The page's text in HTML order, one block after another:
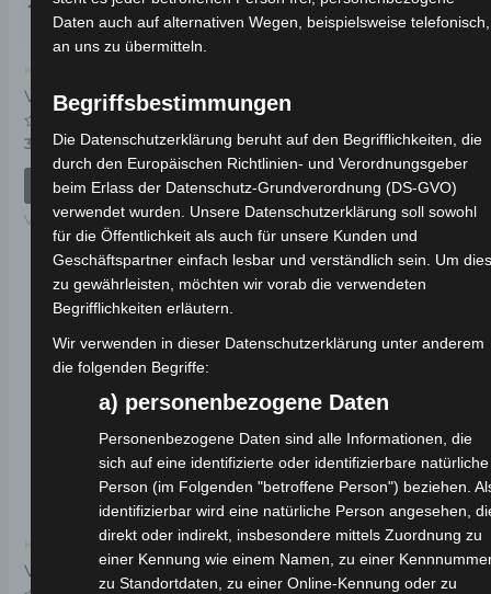
Kostenloser Versand
VSX LENKERSTANGE
Bewertet
mit
0
39,00€ *
IN DEN WARENKORB
VSX
FLANSCH-SCHRAUBE
(M12*185)
mit
von
5
19,00 €
IN DEN WARENKORB
VSX
Kostenloser Versand
VSX HELMHALTER
Daten auch auf alternativen Wegen, beispielsweise telefonisch,
an uns zu übermitteln.
Begriffsbestimmungen
Die Datenschutzerklärung beruht auf den Begrifflichkeiten, die
durch den Europäischen Richtlinien- und Verordnungsgeber
beim Erlass der Datenschutz-Grundverordnung (DS-GVO)
verwendet wurden. Unsere Datenschutzerklärung soll sowohl
für die Öffentlichkeit als auch für unsere Kunden und
Geschäftspartner einfach lesbar und verständlich sein. Um dies
zu gewährleisten, möchten wir vorab die verwendeten
Begrifflichkeiten erläutern.
Wir verwenden in dieser Datenschutzerklärung unter anderem
die folgenden Begriffe:
a) personenbezogene Daten
Personenbezogene Daten sind alle Informationen, die
sich auf eine identifizierte oder identifizierbare natürliche
Person (im Folgenden "betroffene Person") beziehen.
identifizierbar wird eine natürliche Person angesehen,
direkt oder indirekt, insbesondere mittels Zuordnung zu
einer Kennung wie einem Namen, zu einer
zu Standortdaten, zu einer Online-Kennung oder zu